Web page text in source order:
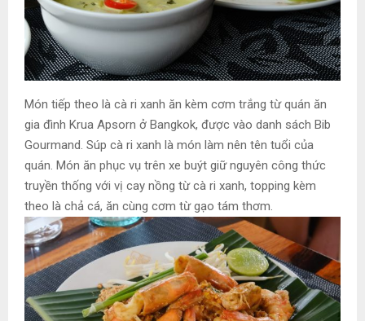
Món tiếp theo là cà ri xanh ăn kèm cơm trắng từ quán ăn
gia đình Krua Apsorn ở Bangkok, được vào danh sách Bib
Gourmand. Súp cà ri xanh là món làm nên tên tuổi của
quán. Món ăn phục vụ trên xe buýt giữ nguyên công thức
truyền thống với vị cay nồng từ cà ri xanh, topping kèm
theo là chả cá, ăn cùng cơm từ gạo tám thơm.